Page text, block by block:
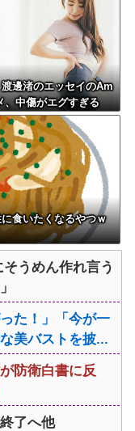
邊渚のエッセイのAm
、中傷がエグすぎる
食いたくなるやつｗ
そうめん作れ言う
た！」「今が一
美バストを披...
防衛白書に反
了へ他